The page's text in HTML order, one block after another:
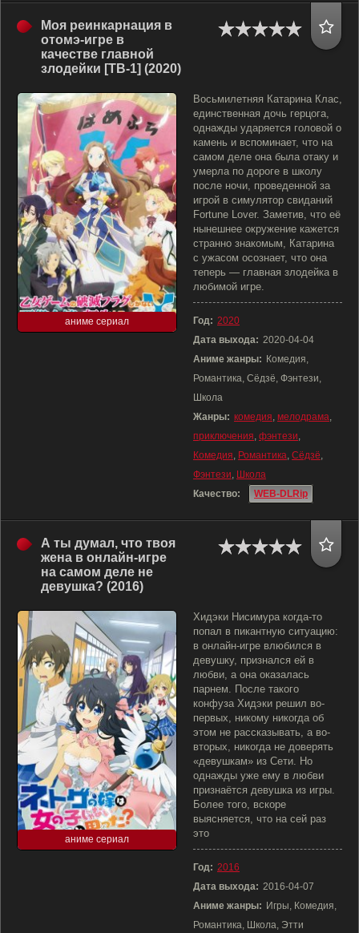
Моя реинкарнация в
отомэ-игре в
качестве главной
злодейки [ТВ-1] (2020)
аниме сериал
Восьмилетняя Катарина Клас,
единственная дочь герцога,
однажды ударяется головой о
камень и вспоминает, что на
самом деле она была отаку и
умерла по дороге в школу
после ночи, проведенной за
игрой в симулятор свиданий
Fortune Lover. Заметив, что её
нынешнее окружение кажется
странно знакомым, Катарина
с ужасом осознает, что она
теперь — главная злодейка в
любимой игре.
Год: 2020
Дата выхода: 2020-04-04
Аниме жанры: Комедия,
Романтика, Сёдзё, Фэнтези,
Школа
Жанры: комедия, мелодрама,
приключения, фэнтези,
Комедия, Романтика, Сёдзё,
Фэнтези, Школа
Качество:
WEB-DLRip
А ты думал, что твоя
жена в онлайн-игре
на самом деле не
девушка? (2016)
аниме сериал
Хидэки Нисимура когда-то
попал в пикантную ситуацию:
в онлайн-игре влюбился в
девушку, признался ей в
любви, а она оказалась
парнем. После такого
конфуза Хидэки решил во-
первых, никому никогда об
этом не рассказывать, а во-
вторых, никогда не доверять
«девушкам» из Сети. Но
однажды уже ему в любви
признаётся девушка из игры.
Более того, вскоре
выясняется, что на сей раз
это
Год: 2016
Дата выхода: 2016-04-07
Аниме жанры: Игры, Комедия,
Романтика, Школа, Этти